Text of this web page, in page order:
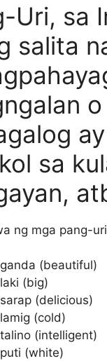
Uri, sa
salita
sa
ng mga pang-
(beautiful)
(big)
(delicious)
(cold)
(intelligent)
(white)